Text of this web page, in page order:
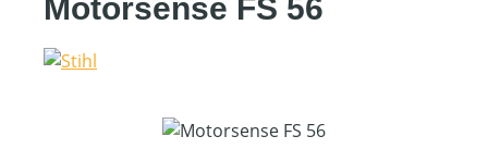
Motorsense FS 56
Bildergalerie überspringen